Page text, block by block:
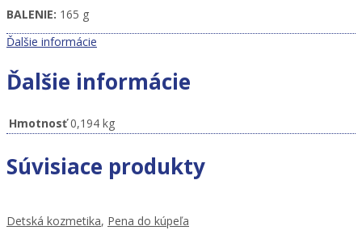
BALENIE: 165 g
Ďalšie informácie
Ďalšie informácie
Hmotnosť 0,194 kg
Súvisiace produkty
Detská kozmetika, Pena do kúpeľa